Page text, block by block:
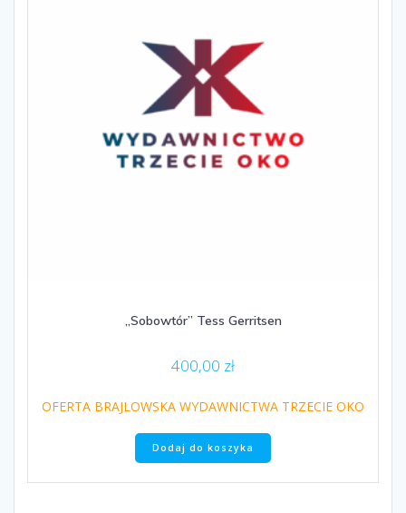
„Sobowtór” Tess Gerritsen
400,00 zł
OFERTA BRAJLOWSKA WYDAWNICTWA TRZECIE OKO
Dodaj do koszyka